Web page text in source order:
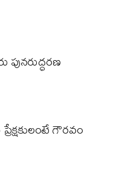
పున‌రుద్ధ‌ర‌ణ
గౌర‌వం